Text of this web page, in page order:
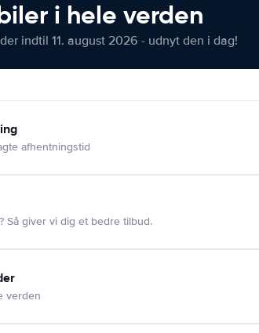
i hele verden
indtil 11. august 2026 - udnyt den i dag!
afhentningstid
Så giver vi dig et bedre tilbud.
verden